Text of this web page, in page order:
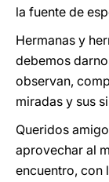
la fuente de
Hermanas y
debemos
observan,
miradas y sus
Queridos
aprovechar al
encuentro, con